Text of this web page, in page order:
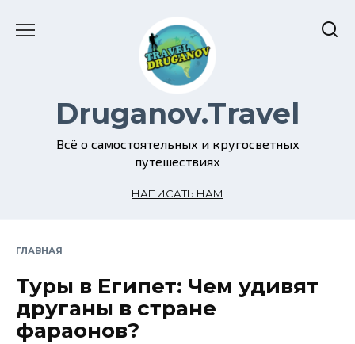
Druganov.Travel
Всё о самостоятельных и кругосветных
путешествиях
НАПИСАТЬ НАМ
ГЛАВНАЯ
Туры в Египет: Чем удивят
друганы в стране
фараонов?